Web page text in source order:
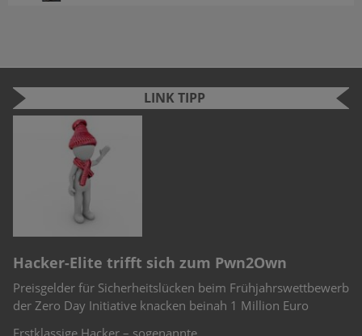
LINK TIPP
Hacker-Elite trifft sich zum Pwn2Own
Preisgelder für Sicherheitslücken beim Frühjahrswettbewerb
der Zero Day Initiative knacken beinah 1 Million Euro